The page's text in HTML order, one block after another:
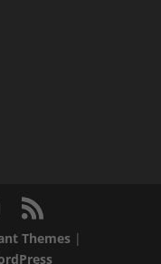
Themes |